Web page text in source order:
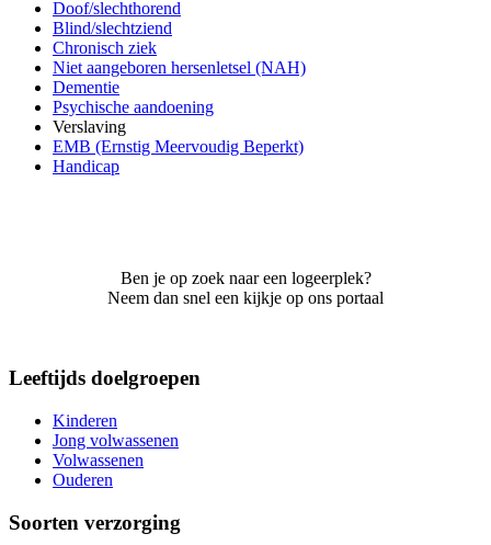
Doof/slechthorend
Blind/slechtziend
Chronisch ziek
Niet aangeboren hersenletsel (NAH)
Dementie
Psychische aandoening
Verslaving
EMB (Ernstig Meervoudig Beperkt)
Handicap
Ben je op zoek naar een logeerplek?
Neem dan snel een kijkje op ons portaal
Leeftijds doelgroepen
Kinderen
Jong volwassenen
Volwassenen
Ouderen
Soorten verzorging